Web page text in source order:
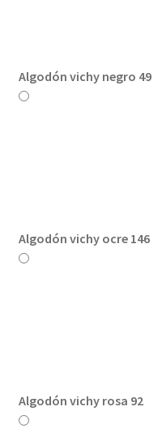
Algodón vichy negro 49
Algodón vichy ocre 146
Algodón vichy rosa 92